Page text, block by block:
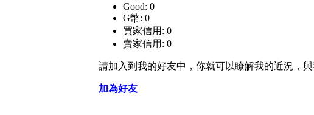
Good: 0
G幣: 0
買家信用: 0
賣家信用: 0
請加入到我的好友中，你就可以瞭解我的近況，
加為好友